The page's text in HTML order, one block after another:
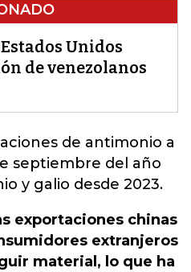
Unidos
de venezolanos
de antimonio a
septiembre del año
y galio desde 2023.
exportaciones chinas
extranjeros
material, lo que ha